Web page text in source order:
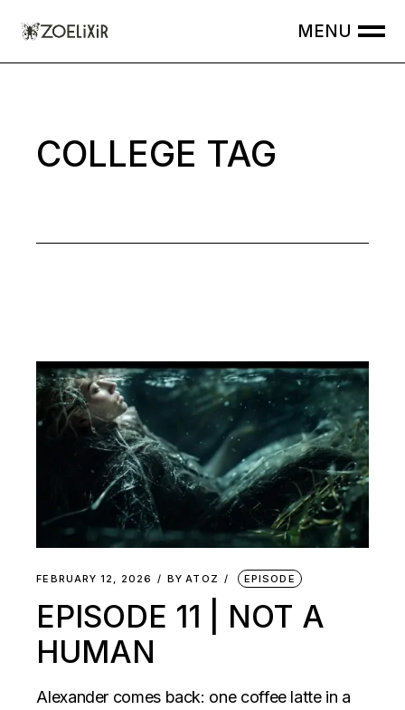
COLLEGE TAG
FEBRUARY 12, 2026 BY ATOZ EPISODE
EPISODE 11 | NOT A
HUMAN
Alexander comes back: one coffee latte in a